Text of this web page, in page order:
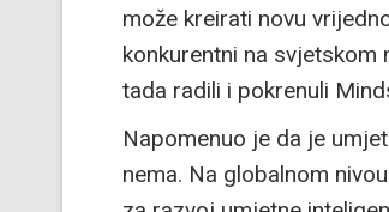
može kreirati novu
konkurentni na
tada radili i pokrenuli
Napomenuo je da je
nema. Na globalnom